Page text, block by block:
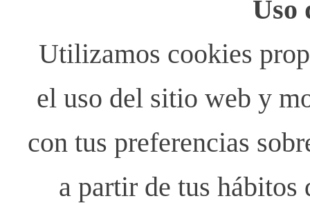
Uso
Utilizamos cookies
el uso del sitio web y
con tus preferencias
a partir de tus